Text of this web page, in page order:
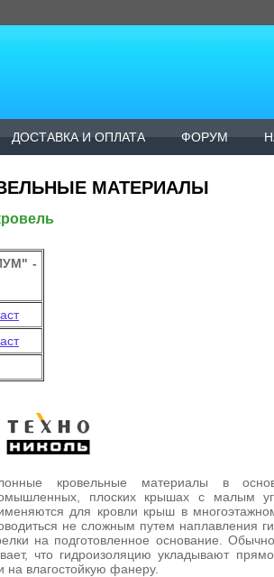
ДОСТАВКА И ОПЛАТА ФОРУМ
МАТЕРИАЛЫ
-
кровельные материалы в
плоских крышах с малым
для кровли крыш в
не сложным путем наплавления
на подготовленное основание.
что гидроизоляцию укладывают
на влагостойкую фанеру.